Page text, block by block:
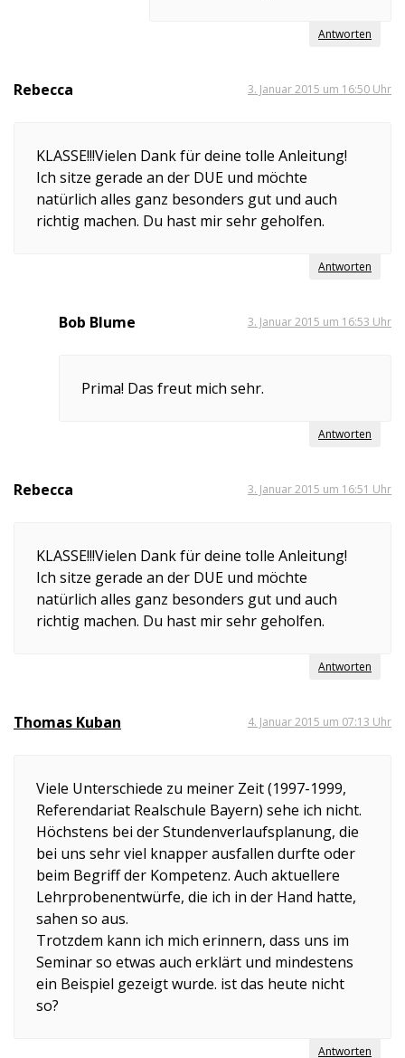
Antworten
Rebecca 3. Januar 2015 um 16:50 Uhr
KLASSE!!!Vielen Dank für deine tolle Anleitung!
Ich sitze gerade an der DUE und möchte
natürlich alles ganz besonders gut und auch
richtig machen. Du hast mir sehr geholfen.
Antworten
Bob Blume 3. Januar 2015 um 16:53 Uhr
Prima! Das freut mich sehr.
Antworten
Rebecca 3. Januar 2015 um 16:51 Uhr
KLASSE!!!Vielen Dank für deine tolle Anleitung!
Ich sitze gerade an der DUE und möchte
natürlich alles ganz besonders gut und auch
richtig machen. Du hast mir sehr geholfen.
Antworten
Thomas Kuban 4. Januar 2015 um 07:13 Uhr
Viele Unterschiede zu meiner Zeit (1997-1999,
Referendariat Realschule Bayern) sehe ich nicht.
Höchstens bei der Stundenverlaufsplanung, die
bei uns sehr viel knapper ausfallen durfte oder
beim Begriff der Kompetenz. Auch aktuellere
Lehrprobenentwürfe, die ich in der Hand hatte,
sahen so aus.
Trotzdem kann ich mich erinnern, dass uns im
Seminar so etwas auch erklärt und mindestens
ein Beispiel gezeigt wurde. ist das heute nicht
so?
Antworten